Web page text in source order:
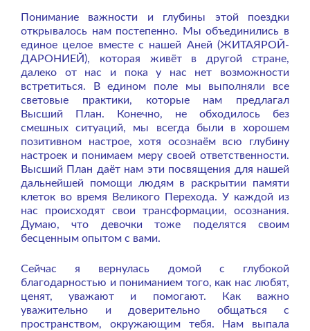
Понимание важности и глубины этой поездки
открывалось нам постепенно. Мы объединились в
единое целое вместе с нашей Аней (ЖИТАЯРОЙ-
ДАРОНИЕЙ), которая живёт в другой стране,
далеко от нас и пока у нас нет возможности
встретиться. В едином поле мы выполняли все
световые практики, которые нам предлагал
Высший План. Конечно, не обходилось без
смешных ситуаций, мы всегда были в хорошем
позитивном настрое, хотя осознаём всю глубину
настроек и понимаем меру своей ответственности.
Высший План даёт нам эти посвящения для нашей
дальнейшей помощи людям в раскрытии памяти
клеток во время Великого Перехода. У каждой из
нас происходят свои трансформации, осознания.
Думаю, что девочки тоже поделятся своим
бесценным опытом с вами.
Сейчас я вернулась домой с глубокой
благодарностью и пониманием того, как нас любят,
ценят, уважают и помогают. Как важно
уважительно и доверительно общаться с
пространством, окружающим тебя. Нам выпала